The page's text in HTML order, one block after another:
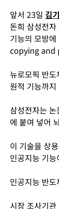
앞서 23일 김
돈희 삼성전자
기능의 모방
copying and
뉴로모픽 반
원적 기능까
삼성전자는
에 붙여 넣어
이 기술을 상
인공지능 기
인공지능 반
시장 조사기